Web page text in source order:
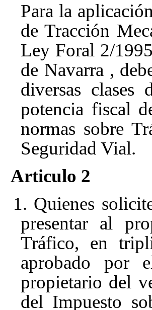
Para la
de Tracción
Ley Foral 2/
de Navarra ,
diversas
potencia fiscal
normas sobre
Seguridad Vial.
Articulo 2
1. Quienes
presentar al
Tráfico, en
aprobado por
propietario del
del Impuesto